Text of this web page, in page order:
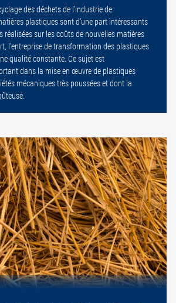
des déchets de l’industrie de
plastiques sont d’une part intéressants
réalisées sur les coûts de nouvelles matières
l’entreprise de transformation des plastiques
qualité constante. Ce sujet est
dans la mise en œuvre de plastiques
mécaniques très poussées et dont la